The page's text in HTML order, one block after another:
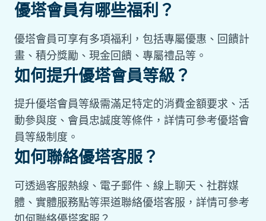
優塔會員有哪些福利？
優塔會員可享有多項福利，包括專屬優惠、回饋計
畫、積分獎勵、現金回饋、專屬禮品等。
如何提升優塔會員等級？
提升優塔會員等級需滿足特定的消費金額要求、活
動參與度、會員忠誠度等條件，詳情可參考優塔會
員等級制度。
如何聯絡優塔客服？
可透過客服熱線、電子郵件、線上聊天、社群媒
體、實體服務點等渠道聯絡優塔客服，詳情可參考